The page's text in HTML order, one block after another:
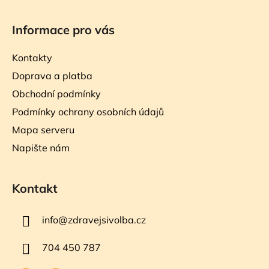
Informace pro vás
Kontakty
Doprava a platba
Obchodní podmínky
Podmínky ochrany osobních údajů
Mapa serveru
Napište nám
Kontakt
info@zdravejsivolba.cz
704 450 787